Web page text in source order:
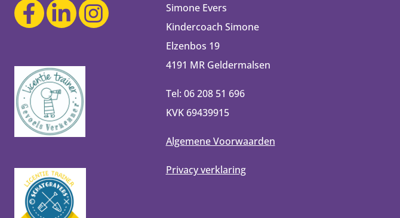
Simone Evers
Kindercoach Simone
Elzenbos 19
4191 MR Geldermalsen
Tel: 06 208 51 696
KVK 69439915
Algemene Voorwaarden
Privacy verklaring